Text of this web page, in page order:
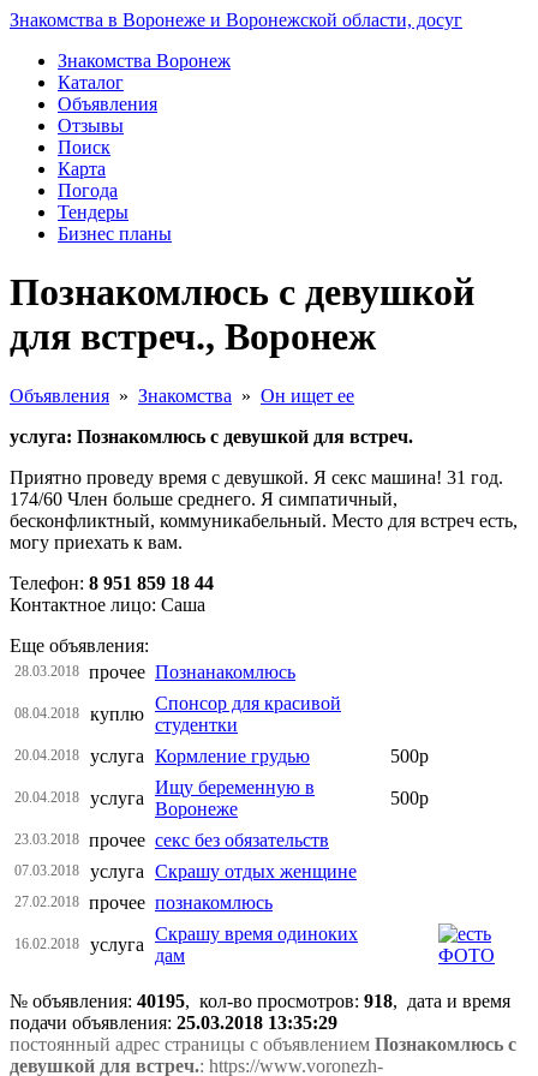
Знакомства в Воронеже и Воронежской области, досуг
Знакомства Воронеж
Каталог
Объявления
Отзывы
Поиск
Карта
Погода
Тендеры
Бизнес планы
Познакомлюсь с девушкой
для встреч., Воронеж
Объявления » Знакомства » Он ищет ее
услуга: Познакомлюсь с девушкой для встреч.
Приятно проведу время с девушкой. Я секс машина! 31 год.
174/60 Член больше среднего. Я симпатичный,
бесконфликтный, коммуникабельный. Место для встреч есть,
могу приехать к вам.
Телефон: 8 951 859 18 44
Контактное лицо: Саша
Еще объявления:
28.03.2018 прочее Познанакомлюсь
08.04.2018 куплю
Спонсор для красивой
студентки
20.04.2018 услуга Кормление грудью 500р
20.04.2018 услуга
Ищу беременную в
Воронеже
500р
23.03.2018 прочее секс без обязательств
07.03.2018 услуга Скрашу отдых женщине
27.02.2018 прочее познакомлюсь
16.02.2018 услуга
Скрашу время одиноких
дам
№ объявления: 40195, кол-во просмотров: 918, дата и время
подачи объявления: 25.03.2018 13:35:29
постоянный адрес страницы с объявлением Познакомлюсь с
девушкой для встреч.: https://www.voronezh-